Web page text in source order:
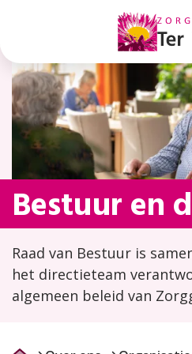
Bestuur en
Raad van Bestuur is
het directieteam
algemeen beleid van
en
directie